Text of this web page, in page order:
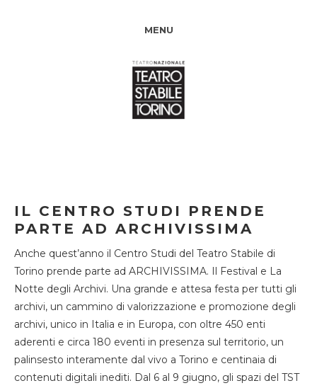
MENU
IL CENTRO STUDI PRENDE
PARTE AD ARCHIVISSIMA
Anche quest’anno il Centro Studi del Teatro Stabile di
Torino prende parte ad ARCHIVISSIMA. Il Festival e La
Notte degli Archivi. Una grande e attesa festa per tutti gli
archivi, un cammino di valorizzazione e promozione degli
archivi, unico in Italia e in Europa, con oltre 450 enti
aderenti e circa 180 eventi in presenza sul territorio, un
palinsesto interamente dal vivo a Torino e centinaia di
contenuti digitali inediti. Dal 6 al 9 giugno, gli spazi del TST